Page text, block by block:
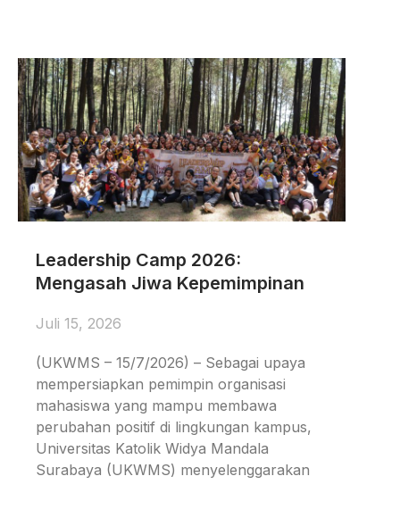
Leadership Camp 2026:
Mengasah Jiwa Kepemimpinan
Juli 15, 2026
(UKWMS – 15/7/2026) – Sebagai upaya
mempersiapkan pemimpin organisasi
mahasiswa yang mampu membawa
perubahan positif di lingkungan kampus,
Universitas Katolik Widya Mandala
Surabaya (UKWMS) menyelenggarakan